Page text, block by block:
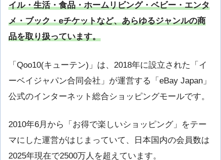
イル・生活・食品・ホームリビング・ベビー・エンタ
メ・ブック・eチケットなど、あらゆるジャンルの商
品を取り扱っています。
「Qoo10(キューテン)」は、2018年に設立された「イ
ーベイジャパン合同会社」が運営する「eBay Japan」
公式のインターネット総合ショッピングモールです。
2010年6月から「お得で楽しいショッピング」をテー
マにした運営がはじまっていて、日本国内の会員数は
2025年現在で2500万人を超えています。